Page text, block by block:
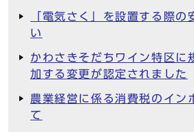
「電気さく」を設置する際の
い
かわさきそだちワイン特区に
加する変更が認定されました
農業経営に係る消費税のイン
て